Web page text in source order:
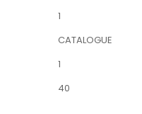
1
CATALOGUE
1
40